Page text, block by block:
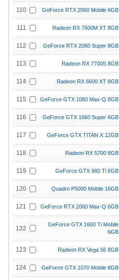
110 GeForce RTX 2060 Mobile 6GB
111 Radeon RX 7600M XT 8GB
112 GeForce RTX 2060 Super 8GB
113 Radeon RX 7700S 8GB
114 Radeon RX 6600 XT 8GB
115 GeForce GTX 1080 Max-Q 8GB
116 GeForce GTX 1660 Super 6GB
117 GeForce GTX TITAN X 12GB
118 Radeon RX 5700 8GB
119 GeForce GTX 980 Ti 6GB
120 Quadro P5000 Mobile 16GB
121 GeForce RTX 2060 Max-Q 6GB
122
GeForce GTX 1660 Ti Mobile
6GB
123 Radeon RX Vega 56 8GB
124 GeForce GTX 1070 Mobile 8GB